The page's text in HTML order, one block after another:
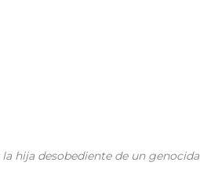
hija desobediente de un genocida